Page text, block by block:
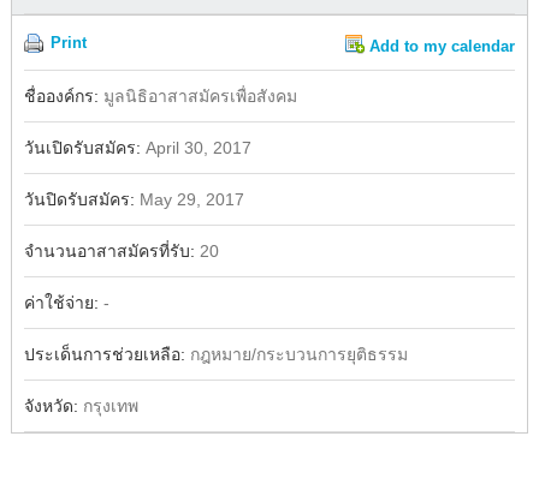
Print Add to my calendar
ชื่อองค์กร: มูลนิธิอาสาสมัครเพื่อสังคม
วันเปิดรับสมัคร: April 30, 2017
วันปิดรับสมัคร: May 29, 2017
จำนวนอาสาสมัครที่รับ: 20
ค่าใช้จ่าย: -
ประเด็นการช่วยเหลือ: กฎหมาย/กระบวนการยุติธรรม
จังหวัด: กรุงเทพ